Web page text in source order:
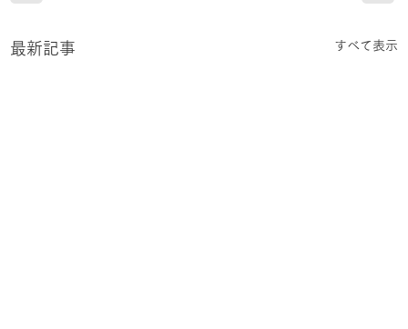
最新記事 すべて表示